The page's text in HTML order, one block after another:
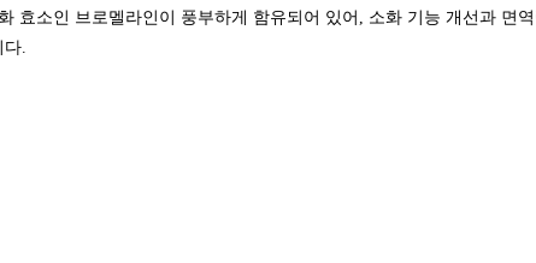
소인 브로멜라인이 풍부하게 함유되어 있어, 소화 기능 개선과 면
다.